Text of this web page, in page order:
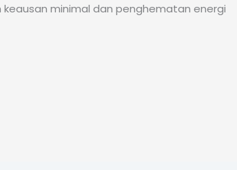
minimal dan penghematan energi